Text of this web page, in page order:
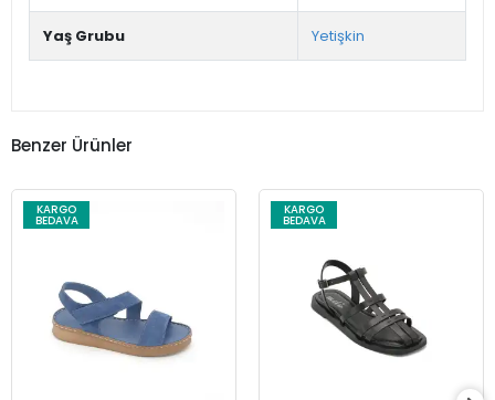
Yaş Grubu Yetişkin
Benzer Ürünler
KARGO
BEDAVA
KARGO
BEDAVA